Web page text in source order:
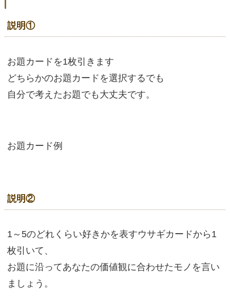
説明①
お題カードを1枚引きます
どちらかのお題カードを選択するでも
自分で考えたお題でも大丈夫です。
お題カード例
説明②
1～5のどれくらい好きかを表すウサギカードから1
枚引いて、
お題に沿ってあなたの価値観に合わせたモノを言い
ましょう。